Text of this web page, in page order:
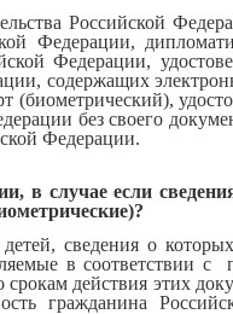
Российской
Федерации,
Федерации,
содержащих
(биометрический),
без своего
Федерации.
в случае если
сведения о
в соответствии с
действия этих
гражданина